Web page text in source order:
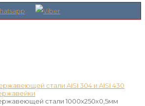
стали AISI 304 и AISI 430
стали 1000х250х0,5мм